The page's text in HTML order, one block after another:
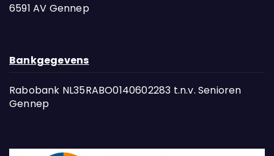
6591 AV Gennep
Bankgegevens
Rabobank NL35RABO0140602283 t.n.v. Senioren
Gennep